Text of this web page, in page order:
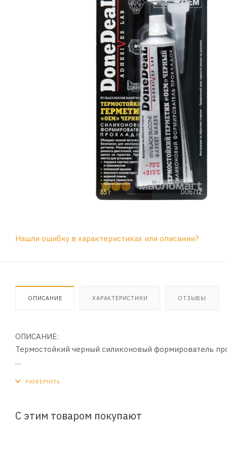
Нашли ошибку в характеристиках или описании?
ОПИСАНИЕ ХАРАКТЕРИСТИКИ ОТЗЫВЫ
ОПИСАНИЕ:
Термостойкий черный силиконовый формирователь
Нанесите непрерывный, однородный (3 мм) слой
С этим товаром покупают